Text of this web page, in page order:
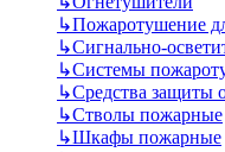
↳Пожаротушение
↳Сигнально-
↳Системы
↳Средства защиты
↳Стволы пожарные
↳Шкафы пожарные